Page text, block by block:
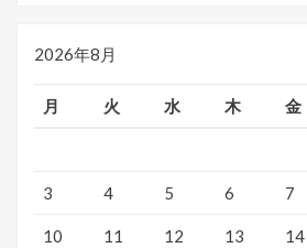
2026年8月
月 火 水 木 金
3 4 5 6 7
10 11 12 13 14